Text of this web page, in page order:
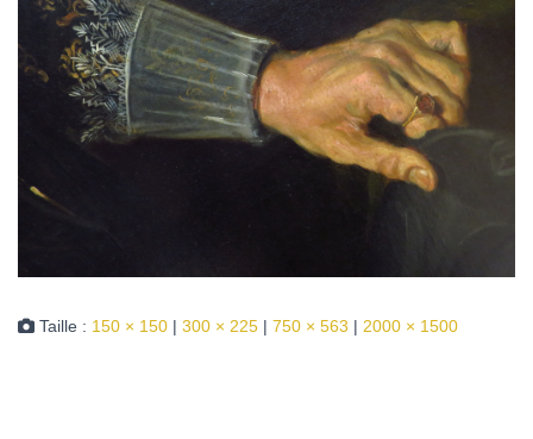
Taille : 150 × 150 | 300 × 225 | 750 × 563 | 2000 × 1500